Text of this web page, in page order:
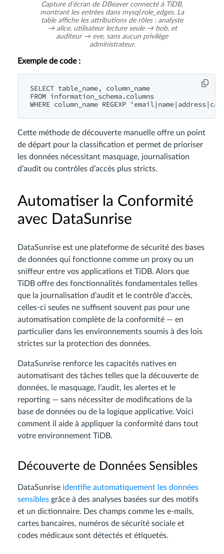
Capture d’écran de DBeaver connecté à TiDB,
montrant les entrées dans mysql.role_edges. La
table affiche les attributions de rôles : analyste
→ alice, utilisateur lecture seule → bob, et
auditeur → eve, sans aucun privilège
administrateur.
Exemple de code :
SELECT table_name, column_name
FROM information_schema.columns
Cette méthode de découverte manuelle offre un point
de départ pour la classification et permet de prioriser
les données nécessitant masquage, journalisation
d’audit ou contrôles d’accès plus stricts.
Automatiser la Conformité
avec DataSunrise
DataSunrise est une plateforme de sécurité des bases
de données qui fonctionne comme un proxy ou un
sniffeur entre vos applications et TiDB. Alors que
TiDB offre des fonctionnalités fondamentales telles
que la journalisation d’audit et le contrôle d’accès,
celles-ci seules ne suffisent souvent pas pour une
automatisation complète de la conformité — en
particulier dans les environnements soumis à des lois
strictes sur la protection des données.
DataSunrise renforce les capacités natives en
automatisant des tâches telles que la découverte de
données, le masquage, l’audit, les alertes et le
reporting — sans nécessiter de modifications de la
base de données ou de la logique applicative. Voici
comment il aide à appliquer la conformité dans tout
votre environnement TiDB.
Découverte de Données Sensibles
DataSunrise identifie automatiquement les données
sensibles grâce à des analyses basées sur des motifs
et un dictionnaire. Des champs comme les e-mails,
cartes bancaires, numéros de sécurité sociale et
codes médicaux sont détectés et étiquetés.